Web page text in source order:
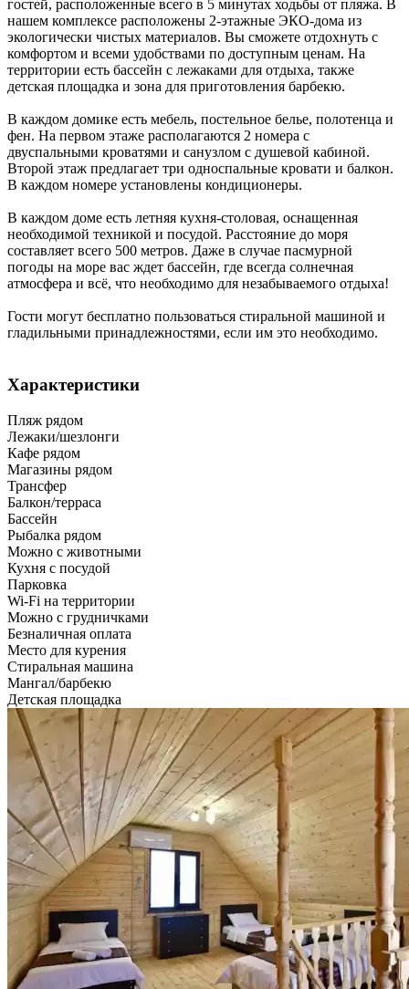
гостей, расположенные всего в 5 минутах ходьбы от пляжа. В
нашем комплексе расположены 2-этажные ЭКО-дома из
экологически чистых материалов. Вы сможете отдохнуть с
комфортом и всеми удобствами по доступным ценам. На
территории есть бассейн с лежаками для отдыха, также
детская площадка и зона для приготовления барбекю.
В каждом домике есть мебель, постельное белье, полотенца и
фен. На первом этаже располагаются 2 номера с
двуспальными кроватями и санузлом с душевой кабиной.
Второй этаж предлагает три односпальные кровати и балкон.
В каждом номере установлены кондиционеры.
В каждом доме есть летняя кухня-столовая, оснащенная
необходимой техникой и посудой. Расстояние до моря
составляет всего 500 метров. Даже в случае пасмурной
погоды на море вас ждет бассейн, где всегда солнечная
атмосфера и всё, что необходимо для незабываемого отдыха!
Гости могут бесплатно пользоваться стиральной машиной и
гладильными принадлежностями, если им это необходимо.
Характеристики
Пляж рядом
Лежаки/шезлонги
Кафе рядом
Магазины рядом
Трансфер
Балкон/терраса
Бассейн
Рыбалка рядом
Можно с животными
Кухня с посудой
Парковка
Wi-Fi на территории
Можно с грудничками
Безналичная оплата
Место для курения
Стиральная машина
Мангал/барбекю
Детская площадка